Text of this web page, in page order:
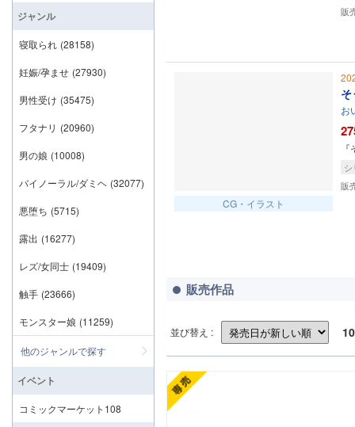
販
CG・イラスト
お
販
販売作品
並び替え : 10
ジャンル
寝取られ (28158)
妊娠/孕ませ (27930)
男性受け (35475)
フタナリ (20960)
男の娘 (10008)
バイノーラル/ダミヘ (32077)
悪堕ち (5715)
露出 (16277)
レズ/女同士 (19409)
触手 (23666)
モンスター娘 (11259)
他のジャンルで探す
イベント
コミックマーケット108